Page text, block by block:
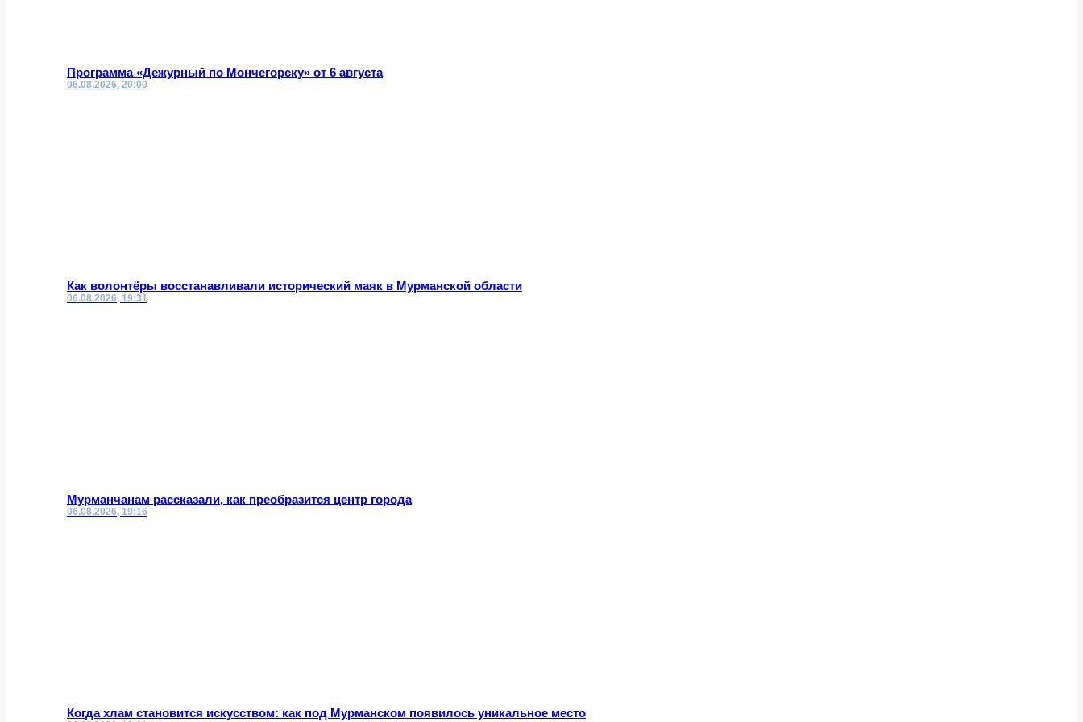
Программа «Дежурный по Мончегорску» от 6 августа
06.08.2026, 20:00
Как волонтёры восстанавливали исторический маяк в Мурманской области
06.08.2026, 19:31
Мурманчанам рассказали, как преобразится центр города
06.08.2026, 19:16
Когда хлам становится искусством: как под Мурманском появилось уникальное место